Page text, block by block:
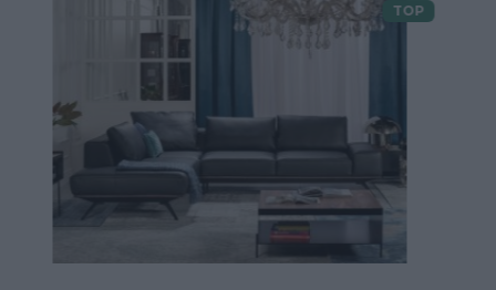
TOP
Doprava zdarma